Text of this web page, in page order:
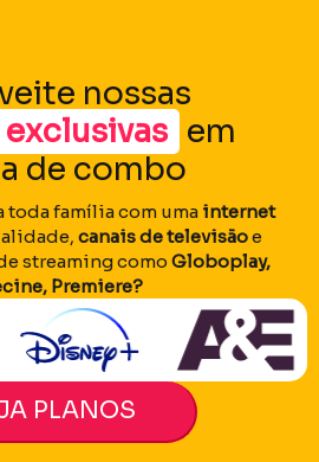
nossas
em
de combo
toda família com uma internet
canais de televisãoe
streaming como Globoplay,
Premiere?
PLANOS